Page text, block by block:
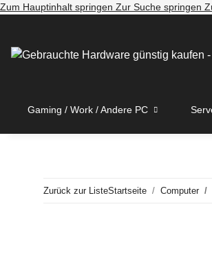
Zum Hauptinhalt springen Zur Suche springen
Gaming / Work / Andere PC
Zurück zur ListeStartseite Computer